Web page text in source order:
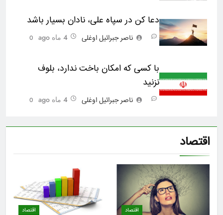
دعا کن در سپاه علی، نادان بسیار باشد
ناصر جبرائیل اوغلی 4 ماه ago 0
با کسی که امکان باخت ندارد، بلوف
نزنید
ناصر جبرائیل اوغلی 4 ماه ago 0
اقتصاد
اقتصاد اقتصاد